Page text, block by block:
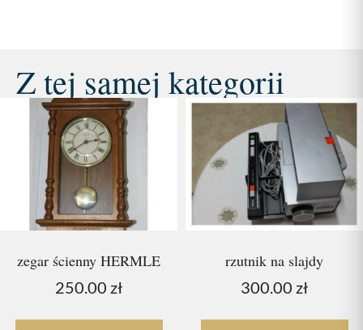
Z tej samej kategorii
zegar ścienny HERMLE
250.00 zł
rzutnik na slajdy
300.00 zł